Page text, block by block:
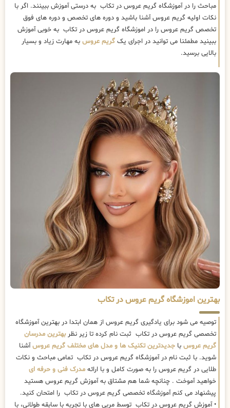
مباحث را در آموزشگاه گریم عروس در تکاب به درستی آموزش ببینند. اگر با
نکات اولیه گریم عروس آشنا باشید و دوره های تخصص و دوره های فوق
تخصص گریم عروس را در اموزشگاه گریم عروس در تکاب به خوبی آموزش
ببینید مطمئنا می توانید در اجرای یک گریم عروس به مهارت زیاد و بسیار
بالایی برسید.
بهترین اموزشگاه گریم عروس در تکاب
توصیه می شود برای یادگیری گریم عروس از همان ابتدا در بهترین آموزشگاه
تخصصی گریم عروس در تکاب ثبت نام کرده تا زیر نظربهترین مدرسان
گریم عروس با جدیدترین تکنیک ها و مدل های مختلف گریم عروسآشنا
شوید. با ثبت نام در آموزشگاه گریم عروس در تکاب تمامی مباحث و نکات
طلایی در گریم عروس را به صورت کامل و با ارائه مدرک فنی و حرفه ای
خواهید آموخت . چنانچه شما هم مشتاق به آموزش گریم عروس هستید
پیشنهاد می کنم آموزشگاه تخصصی گریم عروس در تکاب را امتحان کنید.
• آموزش گریم عروس در تکاب توسط مربی های با تجربه با سابقه طولانی، با